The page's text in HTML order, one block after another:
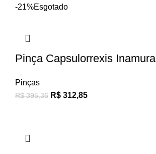
-21%Esgotado
Pinça Capsulorrexis Inamura
Pinças
R$395,36 R$ 312,85